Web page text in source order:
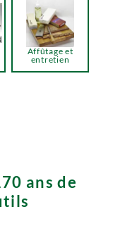
ans de
Affûtage et
entretien